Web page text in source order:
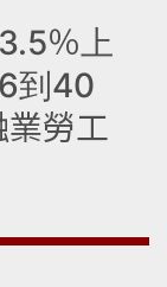
％上
到40
業勞工